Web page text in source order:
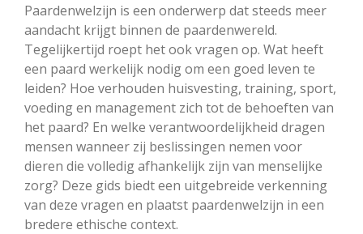
Paardenwelzijn is een onderwerp dat steeds meer
aandacht krijgt binnen de paardenwereld.
Tegelijkertijd roept het ook vragen op. Wat heeft
een paard werkelijk nodig om een goed leven te
leiden? Hoe verhouden huisvesting, training, sport,
voeding en management zich tot de behoeften van
het paard? En welke verantwoordelijkheid dragen
mensen wanneer zij beslissingen nemen voor
dieren die volledig afhankelijk zijn van menselijke
zorg? Deze gids biedt een uitgebreide verkenning
van deze vragen en plaatst paardenwelzijn in een
bredere ethische context.